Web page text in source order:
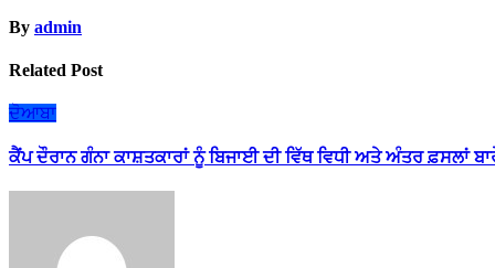
By admin
Related Post
ਦੋਆਬਾ
ਕੈਂਪ ਦੌਰਾਨ ਗੰਨਾ ਕਾਸ਼ਤਕਾਰਾਂ ਨੂੰ ਬਿਜਾਈ ਦੀ ਵਿੱਥ ਵਿਧੀ ਅਤੇ ਅੰਤਰ ਫ਼ਸਲਾਂ